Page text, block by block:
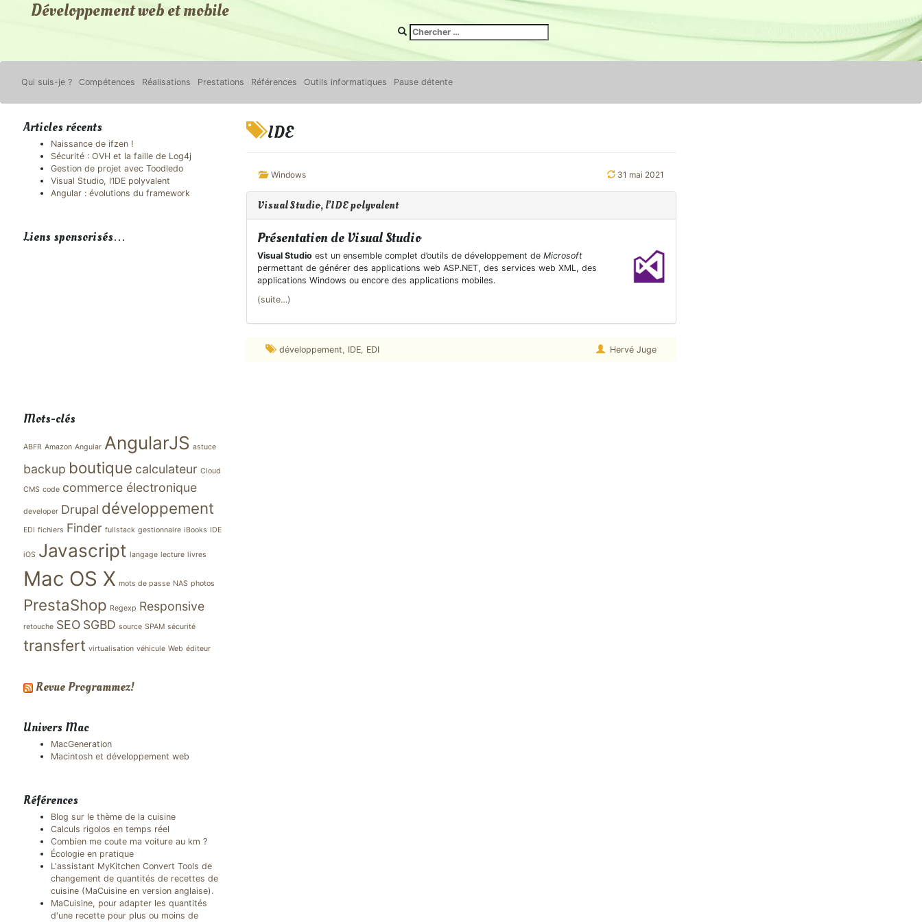
Développement web et mobile
Qui suis-je ? Compétences Réalisations Prestations Références Outils informatiques Pause détente
IDE
Windows 31 mai 2021
Visual Studio, l’IDE polyvalent
Présentation de Visual Studio
Visual Studioest un ensemble complet d’outils de développement de Microsoft
permettant de générer des applications web ASP.NET, des services web XML, des
applications Windows ou encore des applications mobiles.
(suite…)
développement IDE EDI Hervé Juge
Articles récents
Naissance de ifzen !
Sécurité : OVH et la faille de Log4j
Gestion de projet avec Toodledo
Visual Studio, l’IDE polyvalent
Angular : évolutions du framework
Liens sponsorisés…
Mots-clés
ABFR Amazon Angular AngularJS astuce
backup boutique calculateur Cloud
CMS code commerce électronique
developer Drupal développement
EDI fichiers Finder fullstack gestionnaire iBooks IDE
iOS Javascript langage lecture livres
Mac OS X mots de passe NAS photos
PrestaShop Regexp Responsive
retouche SEO SGBD source SPAM sécurité
transfert virtualisation véhicule Web éditeur
Revue Programmez!
Univers Mac
MacGeneration
Macintosh et développement web
Références
Blog sur le thème de la cuisine
Calculs rigolos en temps réel
Combien me coute ma voiture au km ?
Écologie en pratique
L'assistant MyKitchen Convert Tools de
changement de quantités de recettes de
cuisine (MaCuisine en version anglaise).
MaCuisine, pour adapter les quantités
d'une recette pour plus ou moins de